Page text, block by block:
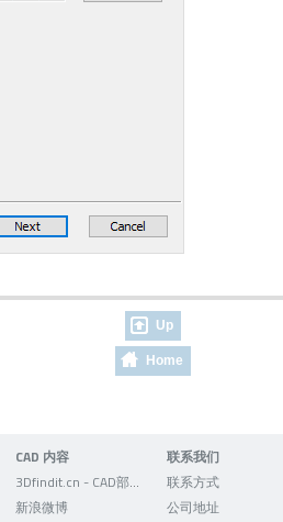
Up
Home
CAD 内容
新浪微博
联系我们
联系方式
公司地址